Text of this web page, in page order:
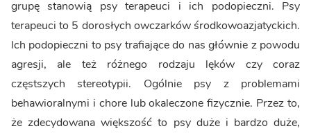
grupę stanowią psy terapeuci i ich podopieczni. Psy
terapeuci to 5 dorosłych owczarków środkowoazjatyckich.
Ich podopieczni to psy trafiające do nas głównie z powodu
agresji, ale też różnego rodzaju lęków czy coraz
częstszych stereotypii. Ogólnie psy z problemami
behawioralnymi i chore lub okaleczone fizycznie. Przez to,
że zdecydowana większość to psy duże i bardzo duże,